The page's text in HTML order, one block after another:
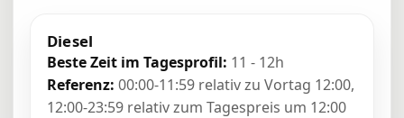
Diesel
Beste Zeit im Tagesprofil: 11 - 12h
Referenz: 00:00-11:59 relativ zu Vortag 12:00,
12:00-23:59 relativ zum Tagespreis um 12:00